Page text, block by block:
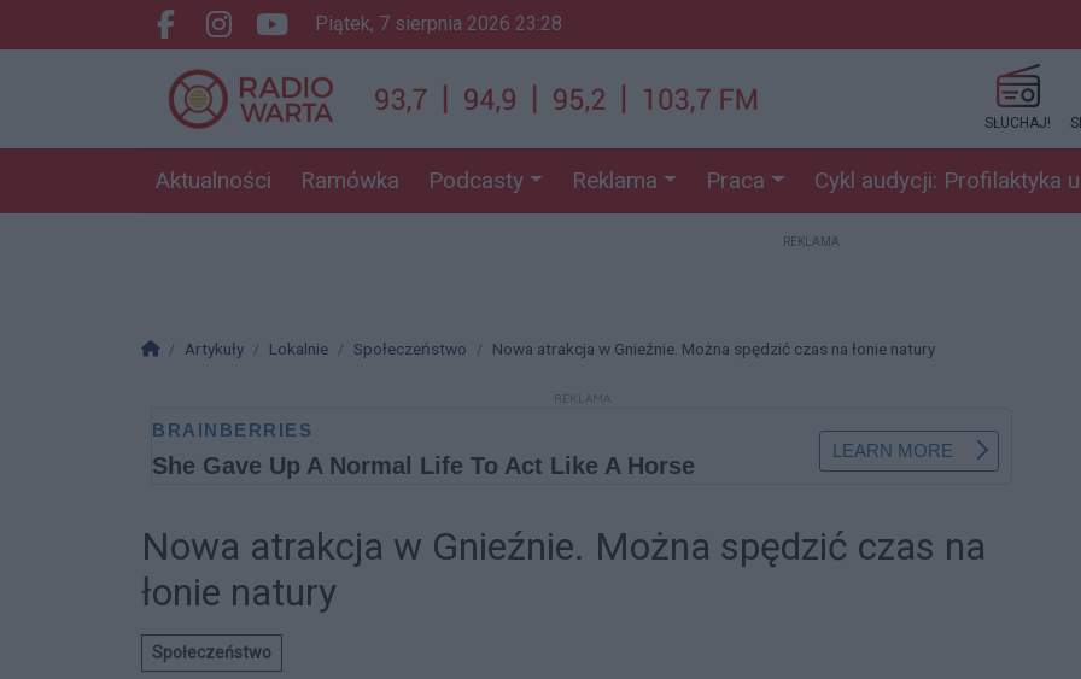
Facebook.com
Instagram.com
Youtube.com
piątek, 7 sierpnia 2026 23:28
SŁUCHAJ!
Aktualności Ramówka Podcasty Reklama Praca Cykl audycji: Profilaktyka
REKLAMA
Strona główna
Artykuły Lokalnie Społeczeństwo Nowa atrakcja w Gnieźnie. Można spędzić czas na łonie natury
REKLAMA
Nowa atrakcja w Gnieźnie. Można spędzić czas na
łonie natury
Społeczeństwo